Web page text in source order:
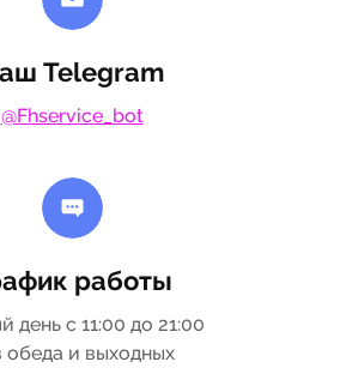
Telegram
@Fhservice_bot
работы
день с 11:00 до 21:00
обеда и выходных